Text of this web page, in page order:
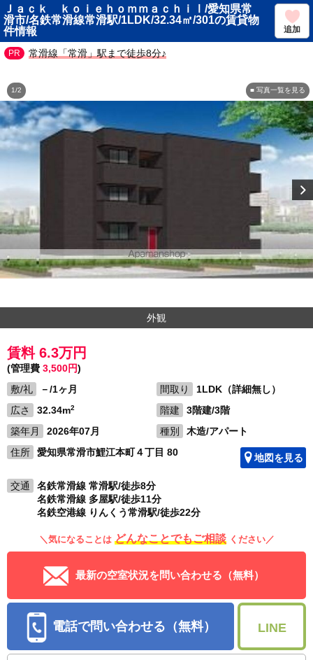
Ｊａｃｋ ｋｏｉｅｈｏｍｍａｃｈｉⅠ/愛知県常
滑市/名鉄常滑線常滑駅/1LDK/32.34㎡/301の賃貸物
件情報
追加
常滑線「常滑」駅まで徒歩8分♪
■ 写真一覧を見る
1/2
外観
賃料 6.3万円
(管理費 3,500円)
敷/礼
－/1ヶ月 間取り
1LDK（詳細無し）
広さ
32.34m2 階建
3階建/3階
築年月
2026年07月 種別
木造/アパート
住所
愛知県常滑市鯉江本町４丁目 80 地図を見る
交通
名鉄常滑線 常滑駅/徒歩8分
名鉄常滑線 多屋駅/徒歩11分
名鉄空港線 りんくう常滑駅/徒歩22分
＼気になることは どんなことでもご相談 ください／
最新の空室状況を問い合わせる（無料）
電話で問い合わせる（無料） LINE